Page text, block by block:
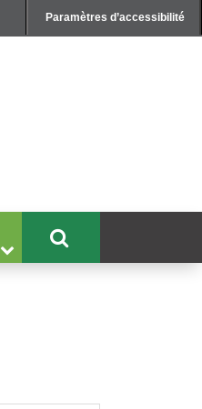
Paramètres d’accessibilité